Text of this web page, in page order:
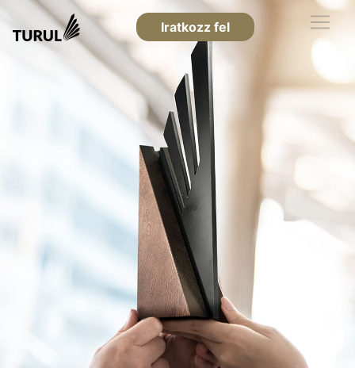
Iratkozz fel